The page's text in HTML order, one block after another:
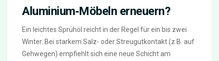
Aluminium‑Möbeln erneuern?
Ein leichtes Sprühöl reicht in der Regel für ein bis zwei
Winter. Bei starkem Salz- oder Streugutkontakt (z.B. auf
Gehwegen) empfiehlt sich eine neue Schicht am